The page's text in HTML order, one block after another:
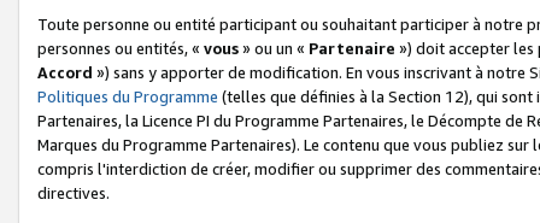
Toute personne ou entité participant ou souhaitant participer à notre
personnes ou entités, « vous» ou un « Partenaire ») doit accepter les
Accord ») sans y apporter de modification. En vous inscrivant à notre
Politiques du Programme (telles que définies à la Section 12), qui
Partenaires, la Licence PI du Programme Partenaires, le Décompte de
Marques du Programme Partenaires). Le contenu que vous publiez
compris l'interdiction de créer, modifier ou supprimer des
directives.